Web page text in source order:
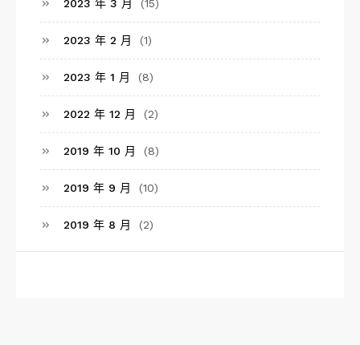
2023 年 3 月 (15)
2023 年 2 月 (1)
2023 年 1 月 (8)
2022 年 12 月 (2)
2019 年 10 月 (8)
2019 年 9 月 (10)
2019 年 8 月 (2)